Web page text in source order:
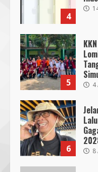
4
5 4
6 8
3
di